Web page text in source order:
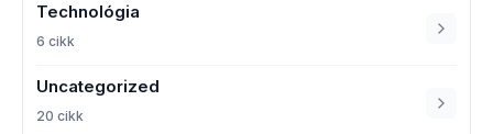
Technológia
6 cikk
Uncategorized
20 cikk